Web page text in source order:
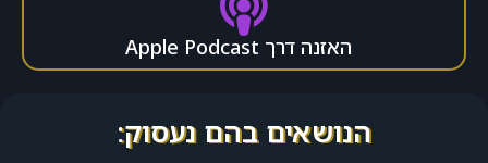
האזנה דרך Apple Podcast
הנושאים בהם נעסוק: